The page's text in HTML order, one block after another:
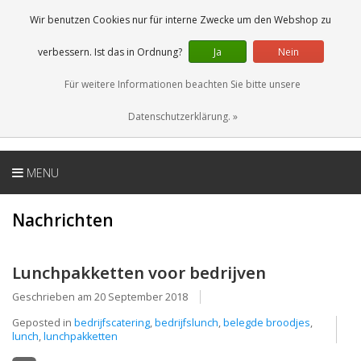
0 Artikel
DE
MENU
Nachrichten
Lunchpakketten voor bedrijven
Geschrieben am 20 September 2018
Geposted in bedrijfscatering,bedrijfslunch,belegde broodjes,
lunch,lunchpakketten
Wir benutzen Cookies nur für interne Zwecke um den Webshop zu
verbessern. Ist das in Ordnung? Ja Nein
Für weitere Informationen beachten Sie bitte unsere
Datenschutzerklärung. »